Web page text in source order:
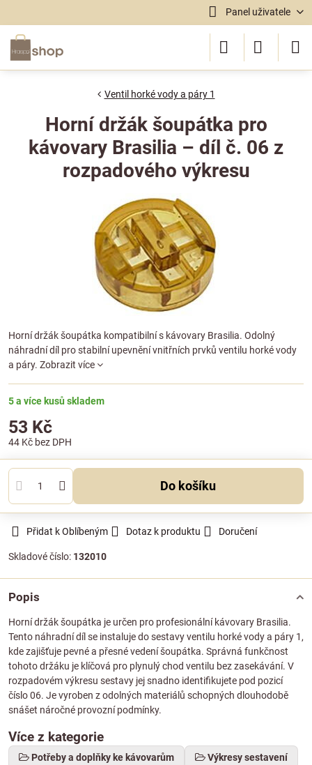
Panel uživatele
Ventil horké vody a páry 1
Horní držák šoupátka pro
kávovary Brasilia – díl č. 06 z
rozpadového výkresu
Horní držák šoupátka kompatibilní s kávovary Brasilia. Odolný
náhradní díl pro stabilní upevnění vnitřních prvků ventilu horké vody
a páry. Zobrazit více
5 a více kusů skladem
53 Kč
44 Kč bez DPH
Do košíku
Přidat k Oblíbeným Dotaz k produktu Doručení
Skladové číslo: 132010
Popis
Horní držák šoupátka je určen pro profesionální kávovary Brasilia.
Tento náhradní díl se instaluje do sestavy ventilu horké vody a páry 1,
kde zajišťuje pevné a přesné vedení šoupátka. Správná funkčnost
tohoto držáku je klíčová pro plynulý chod ventilu bez zasekávání. V
rozpadovém výkresu sestavy jej snadno identifikujete pod pozicí
číslo 06. Je vyroben z odolných materiálů schopných dlouhodobě
snášet náročné provozní podmínky.
Více z kategorie
Potřeby a doplňky ke kávovarům Výkresy sestavení